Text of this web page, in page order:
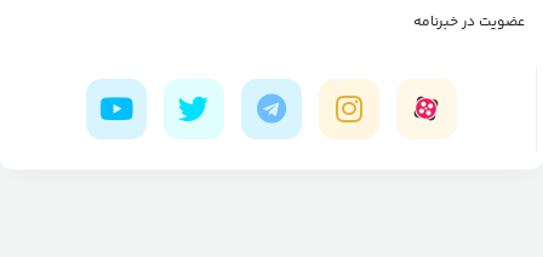
عضویت در خبرنامه